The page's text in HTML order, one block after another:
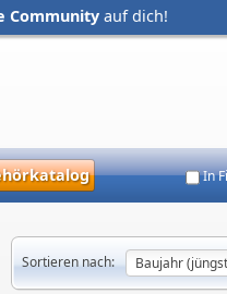
Community auf dich!
In
Sortieren nach: